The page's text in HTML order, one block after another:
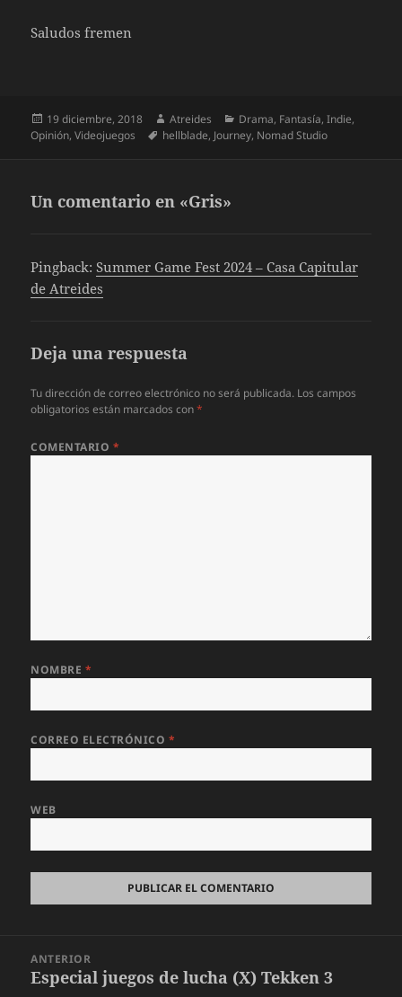
Saludos fremen
Publicado
el
19 diciembre, 2018 Autor
Atreides Categorías
Drama, Fantasía,Indie,
Opinión,Videojuegos Etiquetas
hellblade, Journey, Nomad Studio
Un comentario en «Gris»
Pingback:Summer Game Fest 2024 – Casa Capitular
de Atreides
Deja una respuesta
Tu dirección de correo electrónico no será publicada. Los campos
obligatorios están marcados con*
COMENTARIO *
NOMBRE *
CORREO ELECTRÓNICO *
WEB
entradas
ANTERIOR
Entrada
Especial juegos de lucha (X) Tekken 3